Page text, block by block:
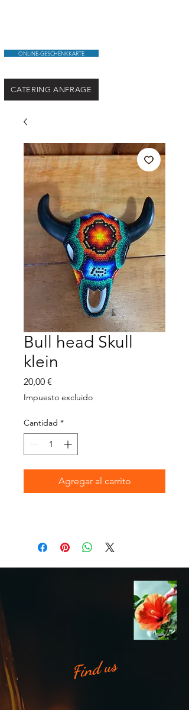
ONLINE-GESCHENKKARTE
CATERING ANFRAGE
Bull head Skull
klein
20,00 €
Impuesto excluido
Cantidad *
Agregar al carrito
Find us